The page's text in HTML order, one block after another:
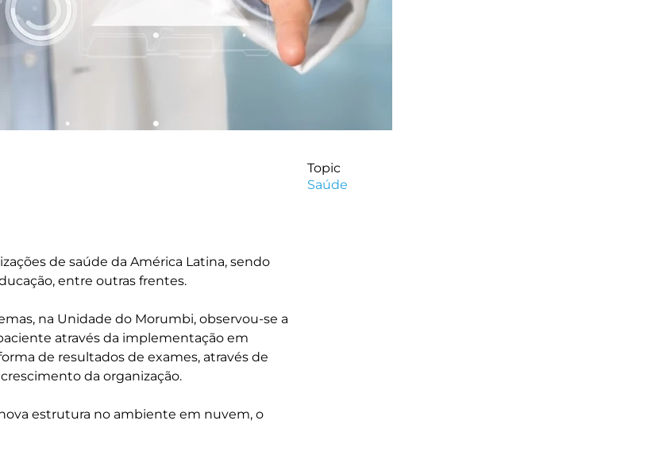
de saúde da América Latina, sendo
entre outras frentes.
na Unidade do Morumbi, observou-se a
através da implementação em
de resultados de exames, através de
da organização.
estrutura no ambiente em nuvem, o
Topic
Saúde